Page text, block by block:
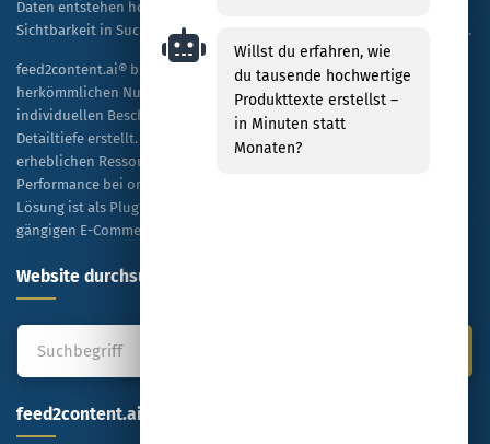
Daten entstehen hochwertige, SEO-optimierte Texte, die sowohl die
Sichtbarkeit in Suchmaschinen als auch die Kaufbereitschaft steigern.
feed2content.ai® bietet eine skalierbare Alternative zur
herkömmlichen Nutzung von ChatGPT, indem es Tausende von
individuellen Beschreibungen kosteneffizient und in hoher
Detailtiefe erstellt. Unternehmen profitieren dabei von einer
erheblichen Ressourceneinsparung sowie einer verbesserten
Performance bei organischen Rankings und bezahlten Anzeigen. Die
Lösung ist als Plug-and-Play-Modell konzipiert und mit allen
gängigen E-Commerce-Plattformen kompatibel.
Website durchsuchen
feed2content.ai
Willst du erfahren, wie
du tausende hochwertige
Produkttexte erstellst –
in Minuten statt
Monaten?